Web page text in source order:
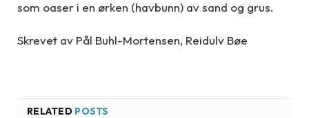
som oaser i en ørken (havbunn) av sand og grus.
Skrevet av Pål Buhl-Mortensen, Reidulv Bøe
RELATED POSTS